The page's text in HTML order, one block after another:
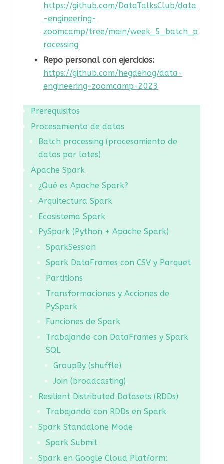
https://github.com/DataTalksClub/data
-engineering-
zoomcamp/tree/main/week_5_batch_p
rocessing
Repo personal con ejercicios:
https://github.com/hegdehog/data-
engineering-zoomcamp-2023
Prerequisitos
Procesamiento de datos
Batch processing (procesamiento de
datos por lotes)
Apache Spark
¿Qué es Apache Spark?
Arquitectura Spark
Ecosistema Spark
PySpark (Python + Apache Spark)
SparkSession
Spark DataFrames con CSV y Parquet
Partitions
Transformaciones y Acciones de
PySpark
Funciones de Spark
Trabajando con DataFrames y Spark
SQL
GroupBy (shuffle)
Join (broadcasting)
Resilient Distributed Datasets (RDDs)
Trabajando con RDDs en Spark
Spark Standalone Mode
Spark Submit
Spark en Google Cloud Platform: